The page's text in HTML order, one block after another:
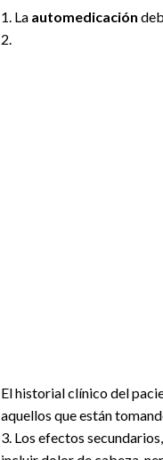
1. La automedicación
2.
El historial clínico del
aquellos que están
3. Los efectos